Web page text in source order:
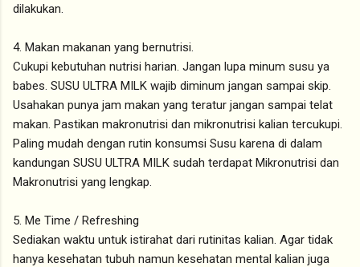
dilakukan.
4. Makan makanan yang bernutrisi.
Cukupi kebutuhan nutrisi harian. Jangan lupa minum susu ya
babes. SUSU ULTRA MILK wajib diminum jangan sampai skip.
Usahakan punya jam makan yang teratur jangan sampai telat
makan. Pastikan makronutrisi dan mikronutrisi kalian tercukupi.
Paling mudah dengan rutin konsumsi Susu karena di dalam
kandungan SUSU ULTRA MILK sudah terdapat Mikronutrisi dan
Makronutrisi yang lengkap.
5. Me Time / Refreshing
Sediakan waktu untuk istirahat dari rutinitas kalian. Agar tidak
hanya kesehatan tubuh namun kesehatan mental kalian juga